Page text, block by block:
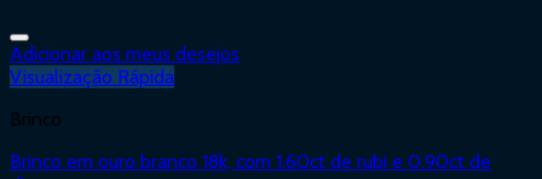
Adicionar aos meus desejos
Visualização Rápida
Brinco
Brinco em ouro branco 18k, com 1.60ct de rubi e 0.90ct de